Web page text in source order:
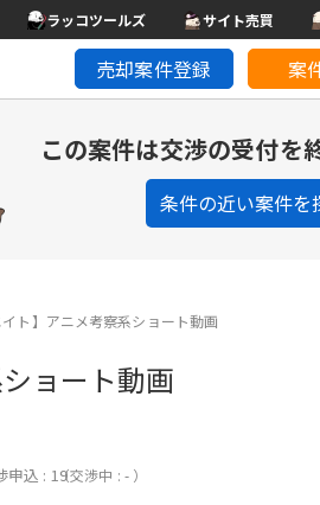
ラッコツールズ サイト売買
売却案件登録 案
この案件は交渉の受付を
条件の近い案件を
ト】アニメ考察系ショート動画
ョート動画
申込 : 19
（交渉中 : - ）